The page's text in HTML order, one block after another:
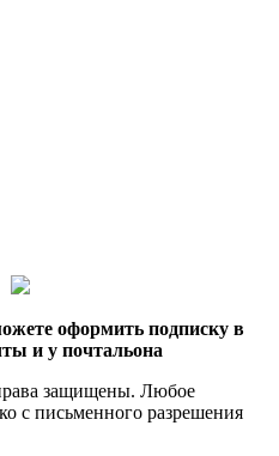
оформить подписку в
и у почтальона
защищены. Любое
с письменного разрешения